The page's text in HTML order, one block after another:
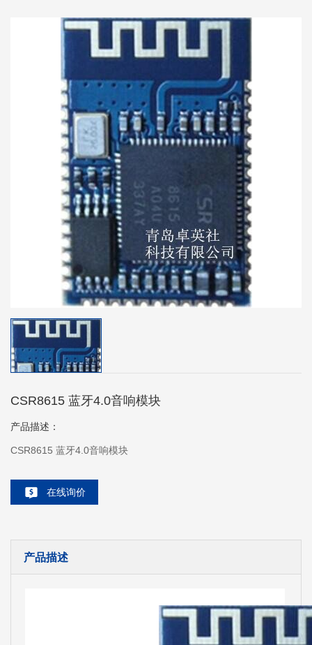
CSR8615 蓝牙4.0音响模块
产品描述：
CSR8615 蓝牙4.0音响模块
在线询价
产品描述